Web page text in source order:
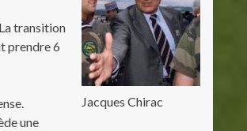
Jacques Chirac
transition
prendre 6
une